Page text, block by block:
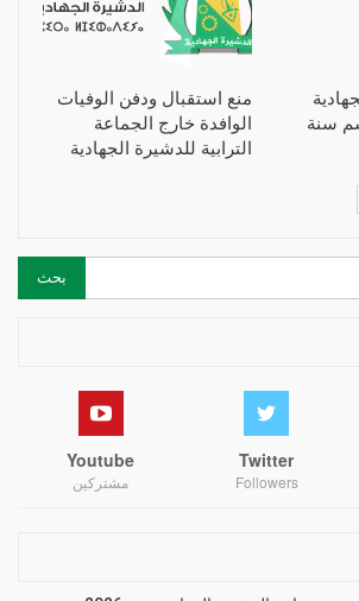
سنة
منع استقبال ودفن الوفيات
الوافدة خارج الجماعة
الترابية للدشيرة الجهادية
Twitter
Followers
Youtube
مشتركين